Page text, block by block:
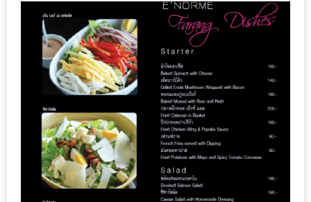
ทั่ว
เชียงใหม่
งบ
ไม่
บาน
ปลาย
อิ่ม
ชิ
ลล์
ไม่